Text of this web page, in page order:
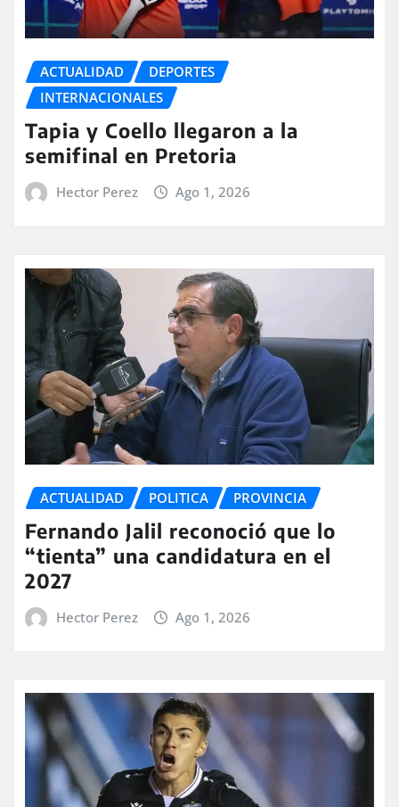
ACTUALIDAD
DEPORTES
INTERNACIONALES
Tapia y Coello llegaron a la
semifinal en Pretoria
Hector Perez Ago 1, 2026
ACTUALIDAD POLITICA PROVINCIA
Fernando Jalil reconoció que lo
“tienta” una candidatura en el
2027
Hector Perez Ago 1, 2026